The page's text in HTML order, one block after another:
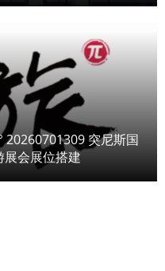
20260701309 突尼斯国
会展位搭建